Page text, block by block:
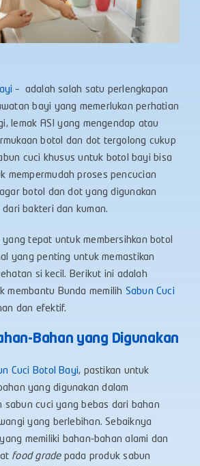
– adalah salah satu perlengkapan
bayi yang memerlukan perhatian
lemak ASI yang mengendap atau
botol dan dot tergolong cukup
cuci khusus untuk botol bayi bisa
mempermudah proses pencucian
botol dan dot yang digunakan
bakteri dan kuman.
tepat untuk membersihkan botol
yang penting untuk memastikan
si kecil. Berikut ini adalah
membantu Bunda memilih Sabun Cuci
dan efektif.
Bahan yang Digunakan
Cuci Botol Bayi, pastikan untuk
yang digunakan dalam
sabun cuci yang bebas dari bahan
yang berlebihan. Sebaiknya
memiliki bahan-bahan alami dan
food gradepada produk sabun